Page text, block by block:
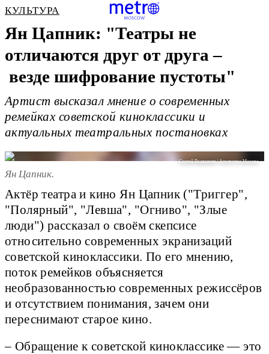
КУЛЬТУРА
Ян Цапник: "Театры не
отличаются друг от друга –
везде шифрование пустоты"
Артист высказал мнение о современных
ремейках советской киноклассики и
актуальных театральных постановках
Сергей Ведяшкин / Агентство Москва
Ян Цапник.
Актёр театра и кино Ян Цапник ("Триггер",
"Полярный", "Левша", "Огниво", "Злые
люди") рассказал о своём скепсисе
относительно современных экранизаций
советской киноклассики. По его мнению,
поток ремейков объясняется
необразованностью современных режиссёров
и отсутствием понимания, зачем они
переснимают старое кино.
– Обращение к советской киноклассике — это